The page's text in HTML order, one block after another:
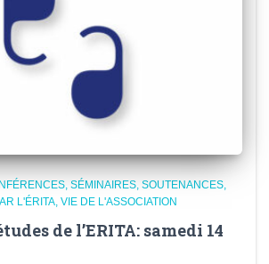
SÉMINAIRES, SOUTENANCES
L'ÉRITA VIE DE L'ASSOCIATION
de l’ERITA: samedi 14